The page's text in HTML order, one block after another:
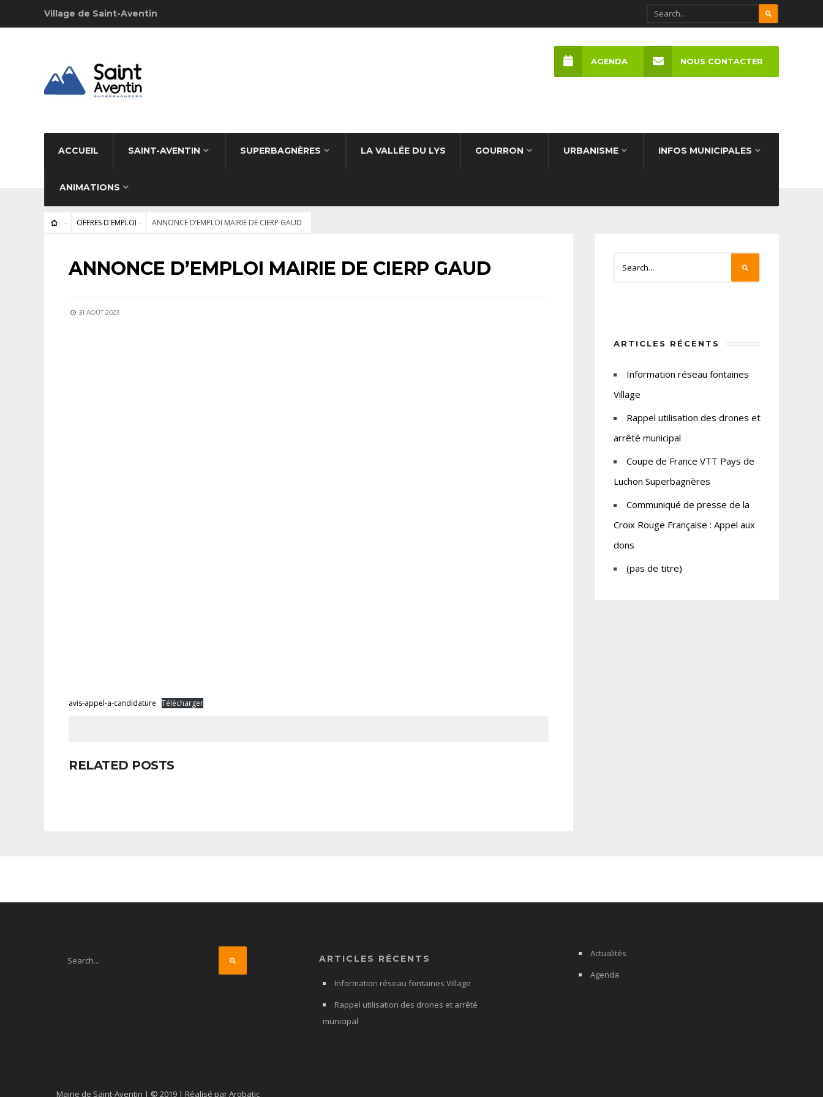
Village de Saint-Aventin
ACCUEIL SAINT-AVENTIN SUPERBAGNÈRES LA VALLÉE DU LYS GOURRON URBANISME INFOS MUNICIPALES
ANIMATIONS
AGENDA NOUS CONTACTER
OFFRES D'EMPLOI ANNONCE D’EMPLOI MAIRIE DE CIERP GAUD
OFFRES D'EMPLOI
ANNONCE D’EMPLOI MAIRIE DE CIERP GAUD
31 AOÛT 2023
avis-appel-a-candidature Télécharger
RELATED POSTS
ARTICLES RÉCENTS
Information réseau fontaines
Village
Rappel utilisation des drones et
arrêté municipal
Coupe de France VTT Pays de
Luchon Superbagnères
Communiqué de presse de la
Croix Rouge Française : Appel aux
dons
(pas de titre)
ARTICLES RÉCENTS
Information réseau fontaines Village
Rappel utilisation des drones et arrêté
municipal
Actualités
Agenda
Mairie de Saint-Aventin | © 2019 | Réalisé par Arobatic